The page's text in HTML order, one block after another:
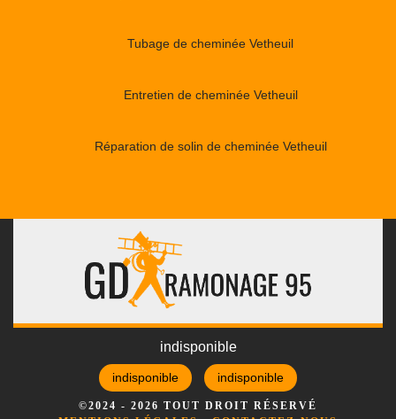
Tubage de cheminée Vetheuil
Entretien de cheminée Vetheuil
Réparation de solin de cheminée Vetheuil
indisponible
indisponible indisponible
©2024 - 2026 TOUT DROIT RÉSERVÉ